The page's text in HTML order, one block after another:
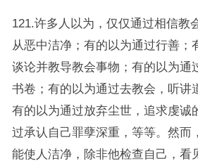
121.许多人以为，仅仅通过相信教
从恶中洁净；有的以为通过行善；
谈论并教导教会事物；有的以为通
书卷；有的以为通过去教会，听讲
有的以为通过放弃尘世，追求虔诚
过承认自己罪孽深重，等等。然而
能使人洁净，除非他检查自己，看